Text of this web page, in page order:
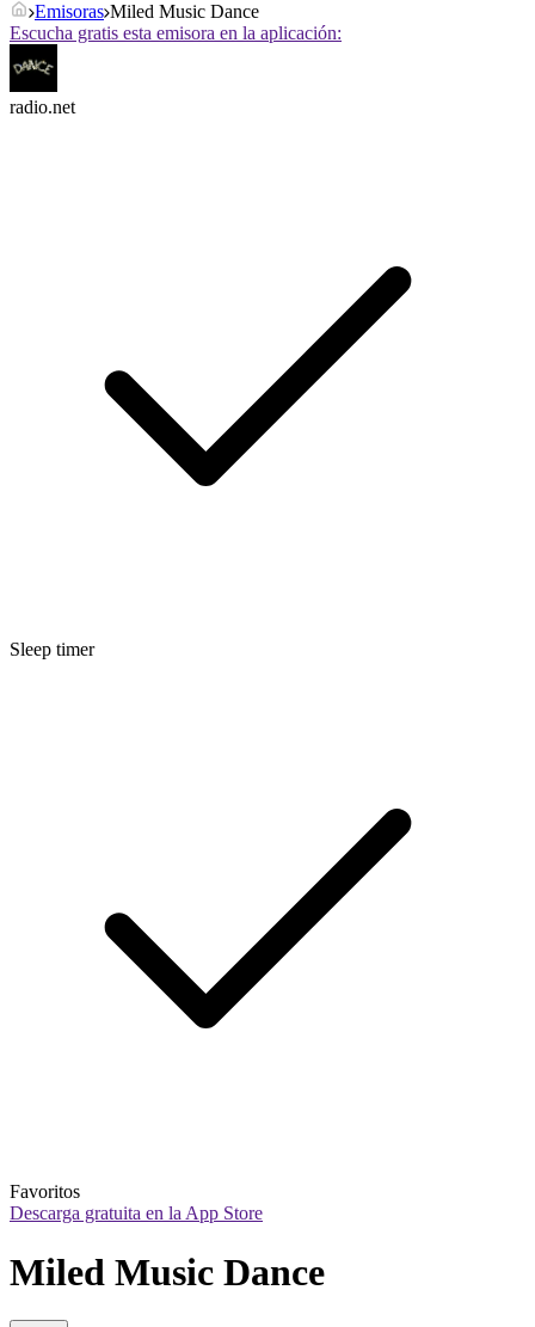
Emisoras Miled Music Dance
Escucha gratis esta emisora en la aplicación:
radio.net
Sleep timer
Favoritos
Descarga gratuita en la App Store
Miled Music Dance